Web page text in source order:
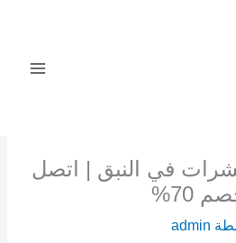
في النبق | اتصل
admin